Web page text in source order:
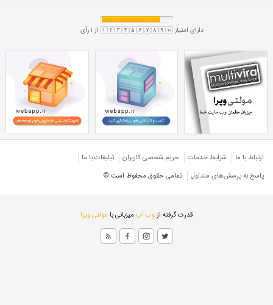
ورق 1 میل آلیاژی سیکا 75
ورق آلیاژی ۱ میل CK75
۱ میل سیکا ۷۵
ورق کره جنوبی
شیت
ارتباط با ما شرایط خدمات حريم شخصی كاربران
تبليغات با ما
پاسخ به پرسش‌های متداول
تمامی حقوق محفوظ است ©
قدرت گرفته ازوِب اَپ میزبانی با مولتی ویرا